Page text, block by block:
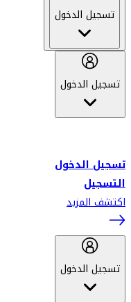
تسجيل الدخول
تسجيل الدخول
تسجيل الدخول
التسجيل
اكتشف المزيد
تسجيل الدخول